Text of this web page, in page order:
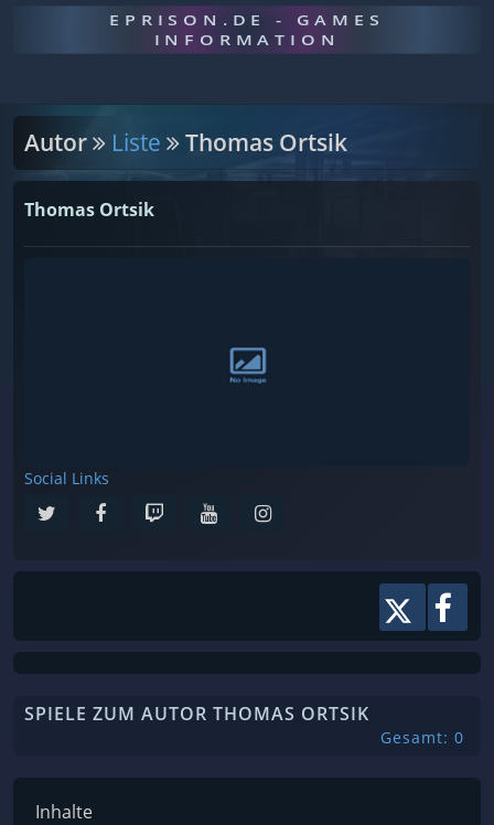
EPRISON.DE - GAMES
INFORMATION
Autor Liste Thomas Ortsik
Thomas Ortsik
Social Links
SPIELE ZUM AUTOR THOMAS ORTSIK
Gesamt: 0
Inhalte